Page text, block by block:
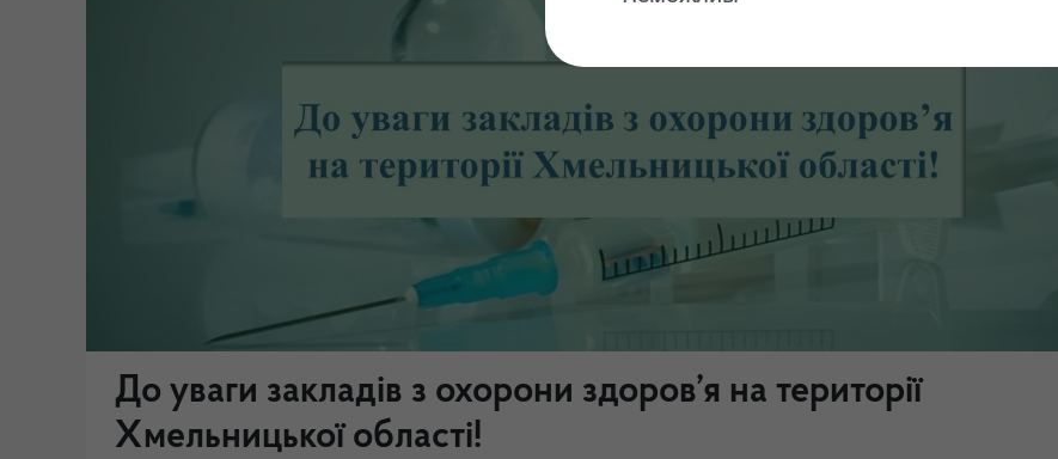
До уваги закладів з охорони здоров’я на території
Хмельницької області!